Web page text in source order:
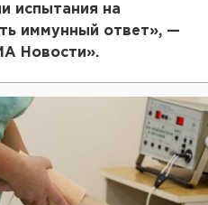
испытания на
иммунный ответ», —
Новости».